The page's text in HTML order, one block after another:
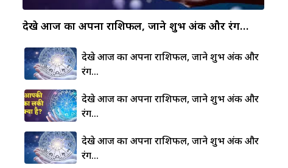
देखे आज का अपना राशिफल, जाने शुभ अंक और रंग…
देखे आज का अपना राशिफल, जाने शुभ अंक और
रंग…
देखे आज का अपना राशिफल, जाने शुभ अंक और
रंग…
देखे आज का अपना राशिफल, जाने शुभ अंक और
रंग…